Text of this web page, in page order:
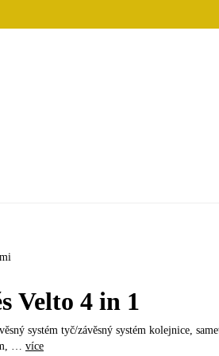
Velto 4 in 1
systém tyč/závěsný systém kolejnice,
, … více